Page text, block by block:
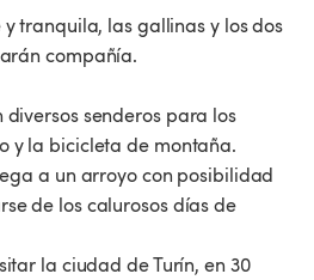
tranquila, las gallinas y los dos
compañía.
senderos para los
y la bicicleta de montaña.
a un arroyo con posibilidad
de los calurosos días de
la ciudad de Turín, en 30